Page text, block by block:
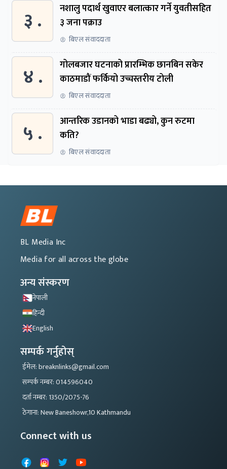
३ .
नशालु पदार्थ खुवाएर बलात्कार गर्ने युवतीसहित
३ जना पक्राउ
बिएल संवाददाता
४ .
गोलबजार घटनाको प्रारम्भिक छानबिन सकेर
काठमाडौं फर्कियो उच्चस्तरीय टोली
बिएल संवाददाता
५ .
आन्तरिक उडानको भाडा बढ्यो, कुन रुटमा
कति?
बिएल संवाददाता
BL Media Inc
Media for all across the globe
अन्य संस्करण
नेपाली
हिन्दी
English
सम्पर्क गर्नुहोस्
ईमेल: breaknlinks@gmail.com
सम्पर्क नम्बर: 014596040
दर्ता नम्बर: 1350/2075-76
ठेगाना: New Baneshowr,10 Kathmandu
Connect with us
FacebookInstagram
X YouTube